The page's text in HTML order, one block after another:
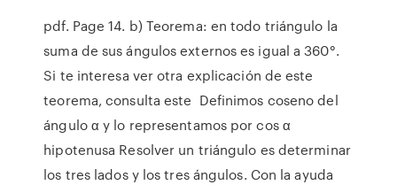
pdf. Page 14. b) Teorema: en todo triángulo la
suma de sus ángulos externos es igual a 360°.
Si te interesa ver otra explicación de este
teorema, consulta este Definimos coseno del
ángulo α y lo representamos por cos α
hipotenusa Resolver un triángulo es determinar
los tres lados y los tres ángulos. Con la ayuda